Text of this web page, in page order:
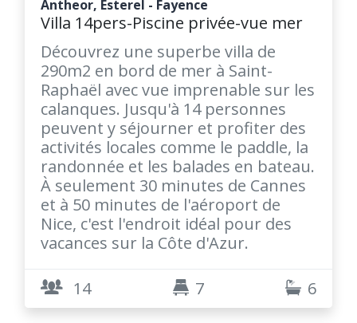
Antheor, Esterel - Fayence
Villa 14pers-Piscine privée-vue mer
Découvrez une superbe villa de
290m2 en bord de mer à Saint-
Raphaël avec vue imprenable sur les
calanques. Jusqu'à 14 personnes
peuvent y séjourner et profiter des
activités locales comme le paddle, la
randonnée et les balades en bateau.
À seulement 30 minutes de Cannes
et à 50 minutes de l'aéroport de
Nice, c'est l'endroit idéal pour des
vacances sur la Côte d'Azur.
14 7 6